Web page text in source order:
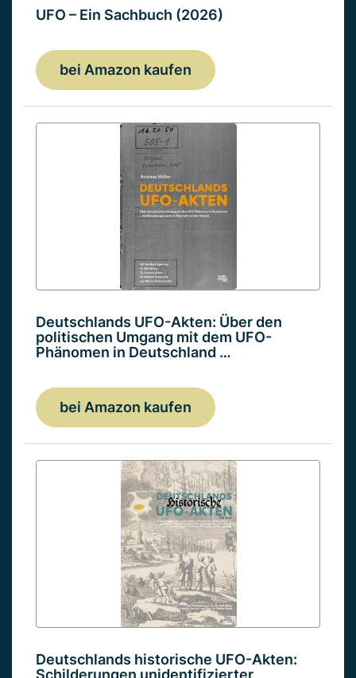
UFO – Ein Sachbuch (2026)
bei Amazon kaufen
Deutschlands UFO-Akten: Über den
politischen Umgang mit dem UFO-
Phänomen in Deutschland …
bei Amazon kaufen
Deutschlands historische UFO-Akten:
Schilderungen unidentifizierter